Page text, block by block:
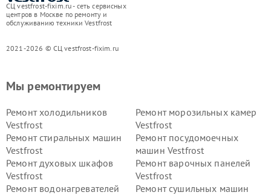
СЦ vestfrost-fixim.ru - сеть сервисных
центров в Москве по ремонту и
обслуживанию техники Vestfrost
2021-2026 © СЦ vestfrost-fixim.ru
Мы ремонтируем
Ремонт холодильников
Vestfrost
Ремонт морозильных камер
Vestfrost
Ремонт стиральных машин
Vestfrost
Ремонт посудомоечных
машин Vestfrost
Ремонт духовых шкафов
Vestfrost
Ремонт варочных панелей
Vestfrost
Ремонт водонагревателей
Ремонт сушильных машин